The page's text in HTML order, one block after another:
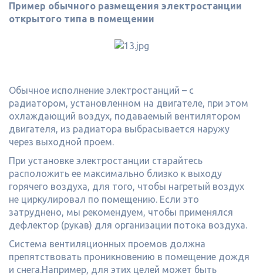
Пример обычного размещения электростанции
открытого типа в помещении
Обычное исполнение электростанций – с
радиатором, установленном на двигателе, при этом
охлаждающий воздух, подаваемый вентилятором
двигателя, из радиатора выбрасывается наружу
через выходной проем.
При установке электростанции старайтесь
расположить ее максимально близко к выходу
горячего воздуха, для того, чтобы нагретый воздух
не циркулировал по помещению. Если это
затруднено, мы рекомендуем, чтобы применялся
дефлектор (рукав) для организации потока воздуха.
Система вентиляционных проемов должна
препятствовать проникновению в помещение дождя
и снега.Например, для этих целей может быть